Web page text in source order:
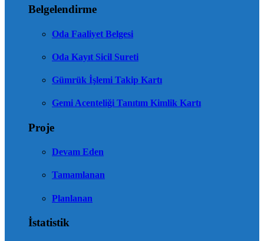
Belgelendirme
Oda Faaliyet Belgesi
Oda Kayıt Sicil Sureti
Gümrük İşlemi Takip Kartı
Gemi Acenteliği Tanıtım Kimlik Kartı
Proje
Devam Eden
Tamamlanan
Planlanan
İstatistik